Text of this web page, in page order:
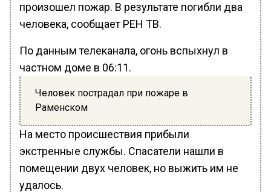
произошел пожар. В результате погибли два
человека, сообщает РЕН ТВ.
По данным телеканала, огонь вспыхнул в
частном доме в 06:11.
Человек пострадал при пожаре в
Раменском
На место происшествия прибыли
экстренные службы. Спасатели нашли в
помещении двух человек, но выжить им не
удалось.